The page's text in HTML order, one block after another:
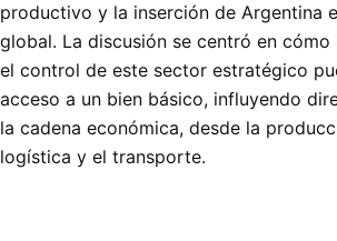
productivo y la inserción de Argentina
global. La discusión se centró en
el control de este sector estratégico
acceso a un bien básico, influyendo
la cadena económica, desde la
logística y el transporte.